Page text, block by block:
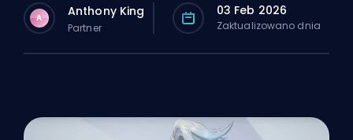
A Anthony King
Partner
03 Feb 2026
Zaktualizowano dnia